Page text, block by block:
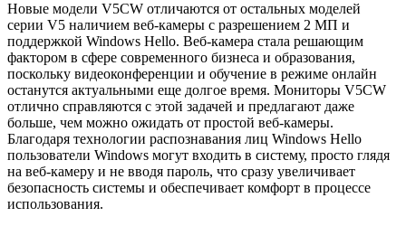
Новые модели V5CW отличаются от остальных моделей
серии V5 наличием веб-камеры с разрешением 2 МП и
поддержкой Windows Hello. Веб-камера стала решающим
фактором в сфере современного бизнеса и образования,
поскольку видеоконференции и обучение в режиме онлайн
останутся актуальными еще долгое время. Мониторы V5CW
отлично справляются с этой задачей и предлагают даже
больше, чем можно ожидать от простой веб-камеры.
Благодаря технологии распознавания лиц Windows Hello
пользователи Windows могут входить в систему, просто глядя
на веб-камеру и не вводя пароль, что сразу увеличивает
безопасность системы и обеспечивает комфорт в процессе
использования.